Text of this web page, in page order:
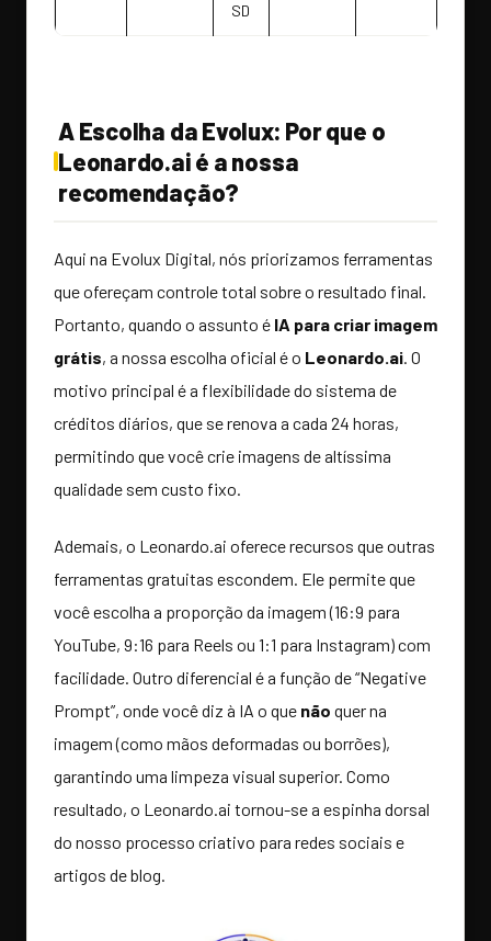
SD
A Escolha da Evolux: Por que o
Leonardo.ai é a nossa
recomendação?
Aqui na Evolux Digital, nós priorizamos ferramentas
que ofereçam controle total sobre o resultado final.
Portanto, quando o assunto é IA para criar imagem
grátis, a nossa escolha oficial é o Leonardo.ai. O
motivo principal é a flexibilidade do sistema de
créditos diários, que se renova a cada 24 horas,
permitindo que você crie imagens de altíssima
qualidade sem custo fixo.
Ademais, o Leonardo.ai oferece recursos que outras
ferramentas gratuitas escondem. Ele permite que
você escolha a proporção da imagem (16:9 para
YouTube, 9:16 para Reels ou 1:1 para Instagram) com
facilidade. Outro diferencial é a função de “Negative
Prompt”, onde você diz à IA o que não quer na
imagem (como mãos deformadas ou borrões),
garantindo uma limpeza visual superior. Como
resultado, o Leonardo.ai tornou-se a espinha dorsal
do nosso processo criativo para redes sociais e
artigos de blog.